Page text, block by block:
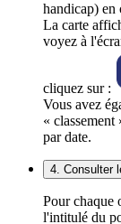
handicap) en
La carte
voyez à
cliquez sur :
Vous avez
«
par date.
4. Consulter
Pour chaque
l'intitulé du